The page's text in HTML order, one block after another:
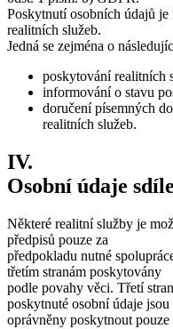
Poskytnutí osobních údajů
realitních služeb.
Jedná se zejména o
poskytování realitních
informování o stavu
doručení písemných
realitních služeb.
IV.
Osobní údaje
Některé realitní služby je
předpisů pouze za
předpokladu nutné
třetím stranám poskytovány
podle povahy věci. Třetí
poskytnuté osobní údaje jsou
oprávněny poskytnout